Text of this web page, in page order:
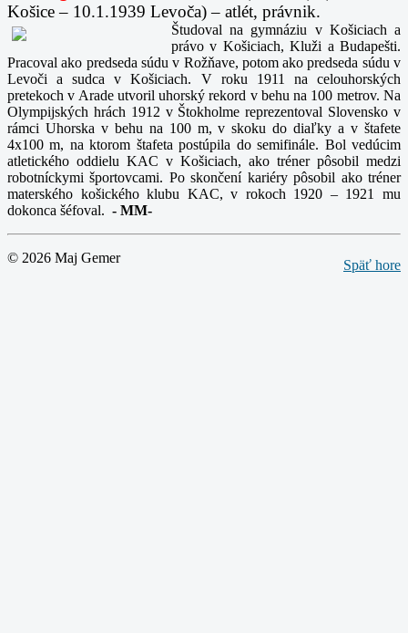
Košice – 10.1.1939 Levoča) – atlét, právnik.
Študoval na gymnáziu v Košiciach a
právo v Košiciach, Kluži a Budapešti.
Pracoval ako predseda súdu v Rožňave, potom ako predseda súdu v
Levoči a sudca v Košiciach. V roku 1911 na celouhorských
pretekoch v Arade utvoril uhorský rekord v behu na 100 metrov. Na
Olympijských hrách 1912 v Štokholme reprezentoval Slovensko v
rámci Uhorska v behu na 100 m, v skoku do diaľky a v štafete
4x100 m, na ktorom štafeta postúpila do semifinále. Bol vedúcim
atletického oddielu KAC v Košiciach, ako tréner pôsobil medzi
robotníckymi športovcami. Po skončení kariéry pôsobil ako tréner
materského košického klubu KAC, v rokoch 1920 – 1921 mu
dokonca šéfoval. - MM-
Späť hore
© 2026 Maj Gemer